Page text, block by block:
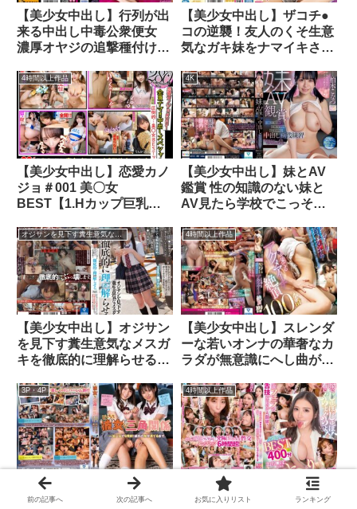
【美少女中出し】行列が出
来る中出し中毒公衆便女
濃厚オヤジの追撃種付けプ
ラ
【美少女中出し】ザコチ●
コの逆襲！友人のくそ生意
気なガキ妹をナマイキさせ
中出し激ピス！もうらめ
ぇ…イきまくってるから…
由良かな
4時間以上作品
【美少女中出し】恋愛カノ
ジョ＃001 美〇女
BEST【1.Hカップ巨乳
手事務所ティーン向け雑誌
モデル】＆【3.オナニー配
信中毒の素人JD】＆【4.レ
ースクイーン巨乳激カワ
JD】
4K
【美少女中出し】妹とAV
鑑賞 性の知識のない妹と
AV見たら学校でこっそり
ことになってしまった僕。
柏木こなつ
オジサンを見下す糞生意気なメスガキを徹底的に理解らせる。
【美少女中出し】オジサン
を見下す糞生意気なメスガ
キを徹底的に理解らせる。
服女子がオジサンの事を完
全にナメていたのでこっそ
りコンドームを外して生チ
●ポで強●快楽責め。 約束
の時間を超えて徹底的にイ
カせて●して理解らせた。
玲衣
4時間以上作品
【美少女中出し】スレンダ
ーな若いオンナの華奢なカ
ラダが無意識にへし曲がる
チ絶頂100本番
3P・4P
【美少女中出し】どっちも
彼女な三角関係 一泊二日
4時間以上作品
【美少女中出し】超一流フ
ェラの神舌技エキシビジョ
前の記事へ 次の記事へ お気に入りリスト ランキング